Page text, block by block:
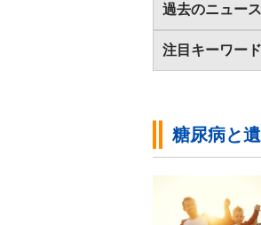
過去のニュー
2026年
2013年
注目キーワード
糖尿病の検査（
糖尿病と